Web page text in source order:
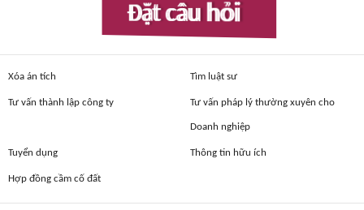
Đặt câu hỏi
Xóa án tích Tìm luật sư
Tư vấn thành lập công ty Tư vấn pháp lý thường xuyên cho
Doanh nghiệp
Tuyển dụng Thông tin hữu ích
Hợp đồng cầm cố đất